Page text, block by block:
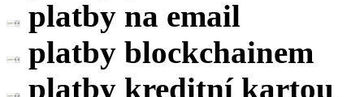
platby na email
platby blockchainem
platby kreditní kartou